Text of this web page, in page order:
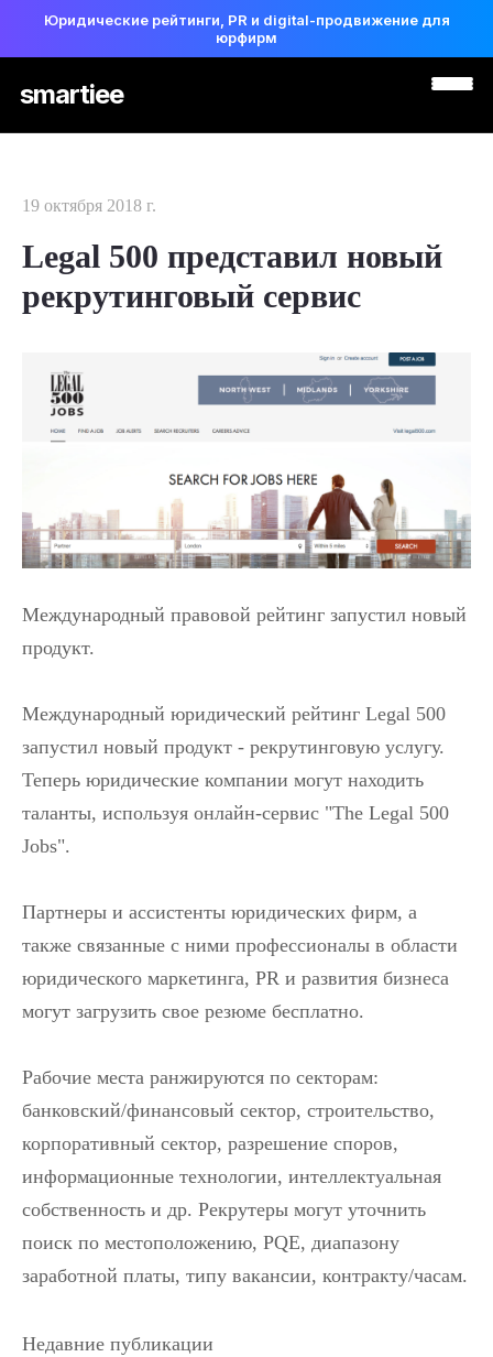
Юридические рейтинги, PR и digital-продвижение для
юрфирм
smartiee
19 октября 2018 г.
Legal 500 представил новый
рекрутинговый сервис
Международный правовой рейтинг запустил новый
продукт.
Международный юридический рейтинг Legal 500
запустил новый продукт - рекрутинговую услугу.
Теперь юридические компании могут находить
таланты, используя онлайн-сервис "The Legal 500
Jobs".
Партнеры и ассистенты юридических фирм, а
также связанные с ними профессионалы в области
юридического маркетинга, PR и развития бизнеса
могут загрузить свое резюме бесплатно.
Рабочие места ранжируются по секторам:
банковский/финансовый сектор, строительство,
корпоративный сектор, разрешение споров,
информационные технологии, интеллектуальная
собственность и др. Рекрутеры могут уточнить
поиск по местоположению, PQE, диапазону
заработной платы, типу вакансии, контракту/часам.
Недавние публикации